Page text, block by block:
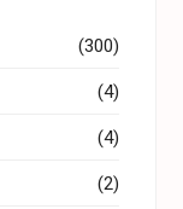
(300)
(4)
(4)
(2)